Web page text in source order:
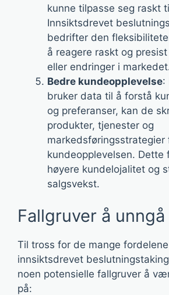
kunne tilpasse seg raskt
Innsiktsdrevet
bedrifter den
å reagere raskt og
eller endringer i
Bedre kundeopplevelse:
bruker data til å forstå
og preferanser, kan de
produkter, tjenester og
markedsføringsstrategier
kundeopplevelsen. Dette
høyere kundelojalitet og
salgsvekst.
Fallgruver å unngå
Til tross for de mange
innsiktsdrevet
noen potensielle fallgruver å
på: